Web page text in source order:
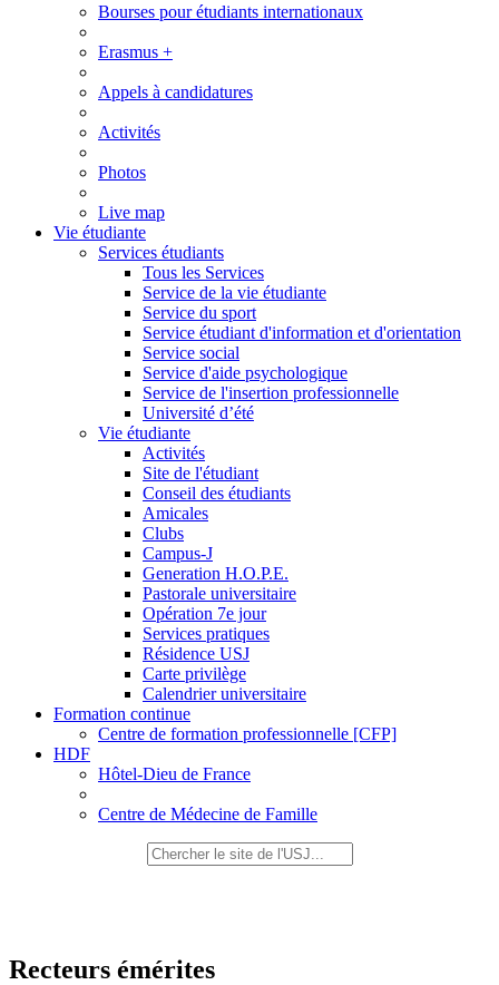
Bourses pour étudiants internationaux
Erasmus +
Appels à candidatures
Activités
Photos
Live map
Vie étudiante
Services étudiants
Tous les Services
Service de la vie étudiante
Service du sport
Service étudiant d'information et d'orientation
Service social
Service d'aide psychologique
Service de l'insertion professionnelle
Université d’été
Vie étudiante
Activités
Site de l'étudiant
Conseil des étudiants
Amicales
Clubs
Campus-J
Generation H.O.P.E.
Pastorale universitaire
Opération 7e jour
Services pratiques
Résidence USJ
Carte privilège
Calendrier universitaire
Formation continue
Centre de formation professionnelle [CFP]
HDF
Hôtel-Dieu de France
Centre de Médecine de Famille
Recteurs émérites